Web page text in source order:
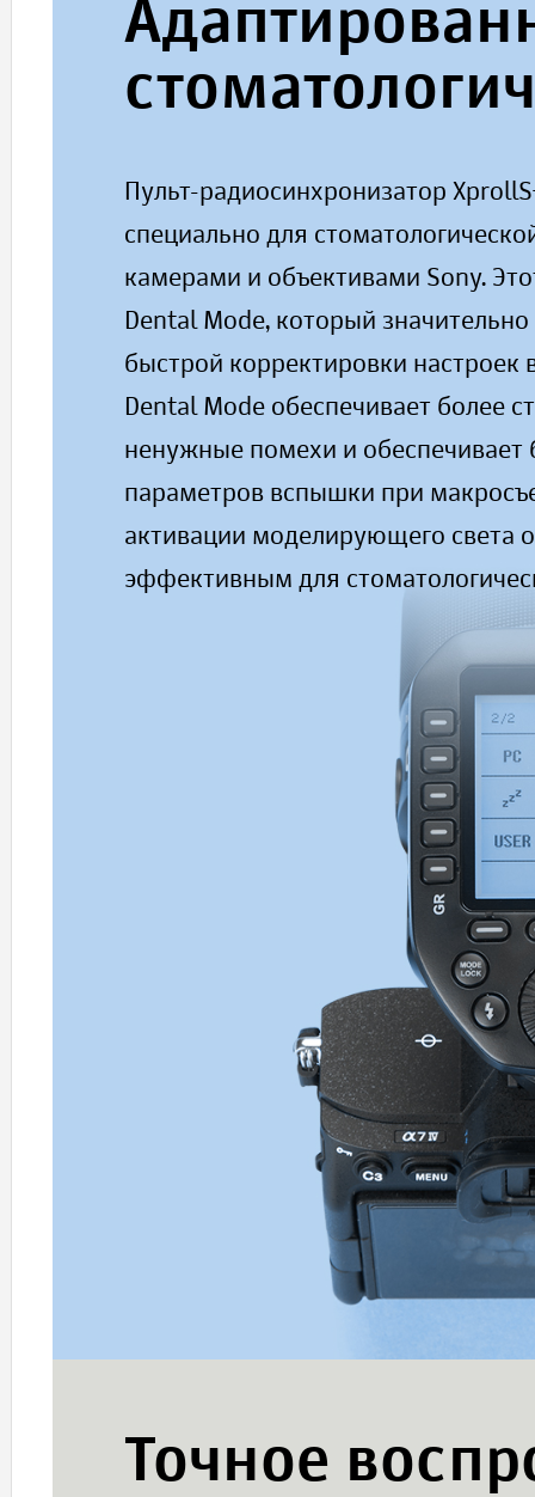
Пульт-радиосинхронизатор
специально для
камерами и объективами Sony.
Dental Mode, который
быстрой корректировки
Dental Mode обеспечивает более
ненужные помехи и
параметров вспышки при
активации моделирующего света
эффективным для
Точное